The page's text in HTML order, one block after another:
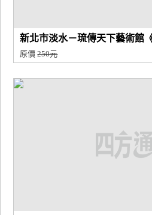
計
商
新北市淡水－琉傳天下藝術館
原價250元